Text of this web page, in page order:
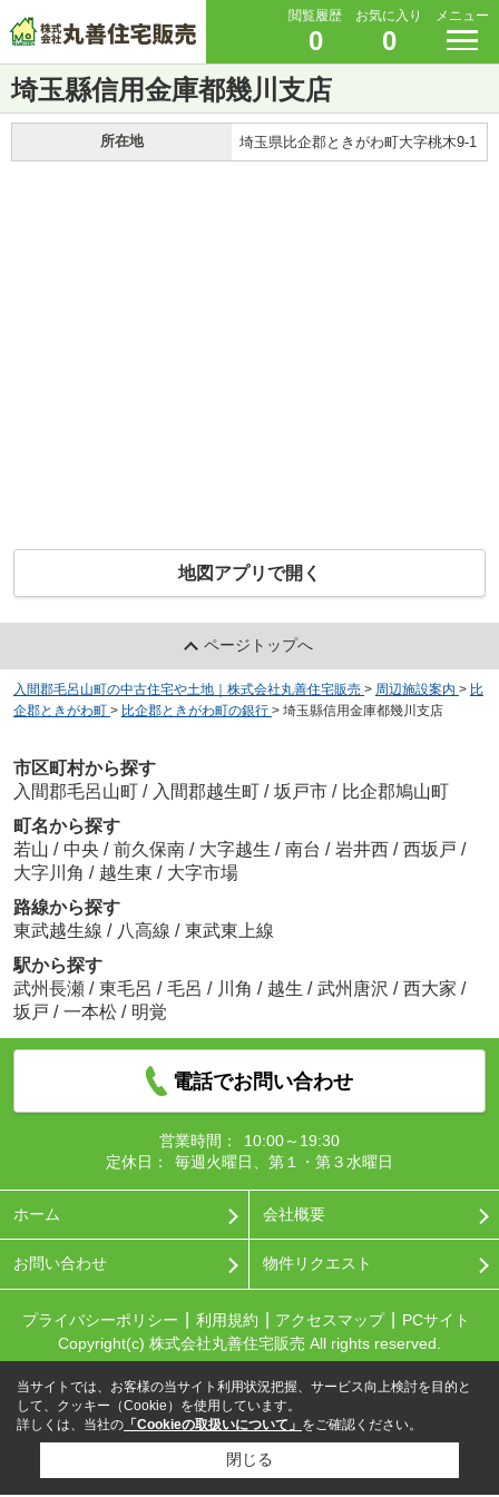
閲覧履歴
0
お気に入り
0
メニュー
埼玉縣信用金庫都幾川支店
所在地 埼玉県比企郡ときがわ町大字桃木9-1
地図アプリで開く
ページトップへ
入間郡毛呂山町の中古住宅や土地｜株式会社丸善住宅販売 > 周辺施設案内 > 比
企郡ときがわ町 > 比企郡ときがわ町の銀行 > 埼玉縣信用金庫都幾川支店
市区町村から探す
入間郡毛呂山町 / 入間郡越生町 / 坂戸市 / 比企郡鳩山町
町名から探す
若山 / 中央 / 前久保南 / 大字越生 / 南台 / 岩井西 / 西坂戸 /
大字川角 / 越生東 / 大字市場
路線から探す
東武越生線 / 八高線 / 東武東上線
駅から探す
武州長瀬 / 東毛呂 / 毛呂 / 川角 / 越生 / 武州唐沢 / 西大家 /
坂戸 / 一本松 / 明覚
電話でお問い合わせ
営業時間：
10:00～19:30
定休日：
毎週火曜日、第１・第３水曜日
ホーム 会社概要
お問い合わせ 物件リクエスト
プライバシーポリシー 利用規約 アクセスマップ
PCサイト
Copyright(c) 株式会社丸善住宅販売 All rights reserved.
当サイトでは、お客様の当サイト利用状況把握、サービス向上検討を目的と
して、クッキー（Cookie）を使用しています。
詳しくは、当社の 「Cookieの取扱いについて」 をご確認ください。
閉じる